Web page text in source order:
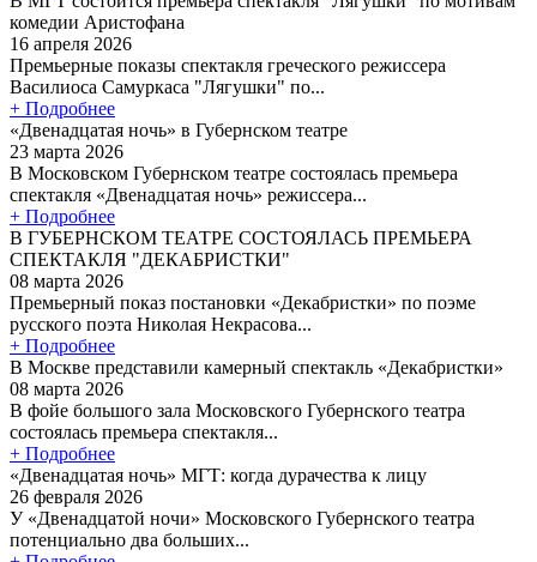
комедии Аристофана
16 апреля 2026
Премьерные показы спектакля греческого режиссера
Василиоса Самуркаса "Лягушки" по...
+ Подробнее
«Двенадцатая ночь» в Губернском театре
23 марта 2026
В Московском Губернском театре состоялась премьера
спектакля «Двенадцатая ночь» режиссера...
+ Подробнее
В ГУБЕРНСКОМ ТЕАТРЕ СОСТОЯЛАСЬ ПРЕМЬЕРА
СПЕКТАКЛЯ "ДЕКАБРИСТКИ"
08 марта 2026
Премьерный показ постановки «Декабристки» по поэме
русского поэта Николая Некрасова...
+ Подробнее
В Москве представили камерный спектакль «Декабристки»
08 марта 2026
В фойе большого зала Московского Губернского театра
состоялась премьера спектакля...
+ Подробнее
«Двенадцатая ночь» МГТ: когда дурачества к лицу
26 февраля 2026
У «Двенадцатой ночи» Московского Губернского театра
потенциально два больших...